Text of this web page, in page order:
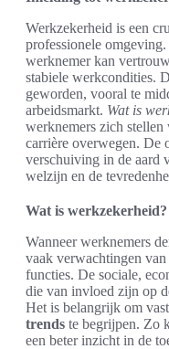
Werkzekerheid is een
professionele
werknemer kan
stabiele werkcondities.
geworden, vooral te
arbeidsmarkt. Wat is
werknemers zich stellen
carrière overwegen. De
verschuiving in de aard
welzijn en de
Wat is werkzekerheid?
Wanneer werknemers
vaak verwachtingen
functies. De sociale,
die van invloed zijn op
Het is belangrijk om
trends te begrijpen. Zo
een beter inzicht in de